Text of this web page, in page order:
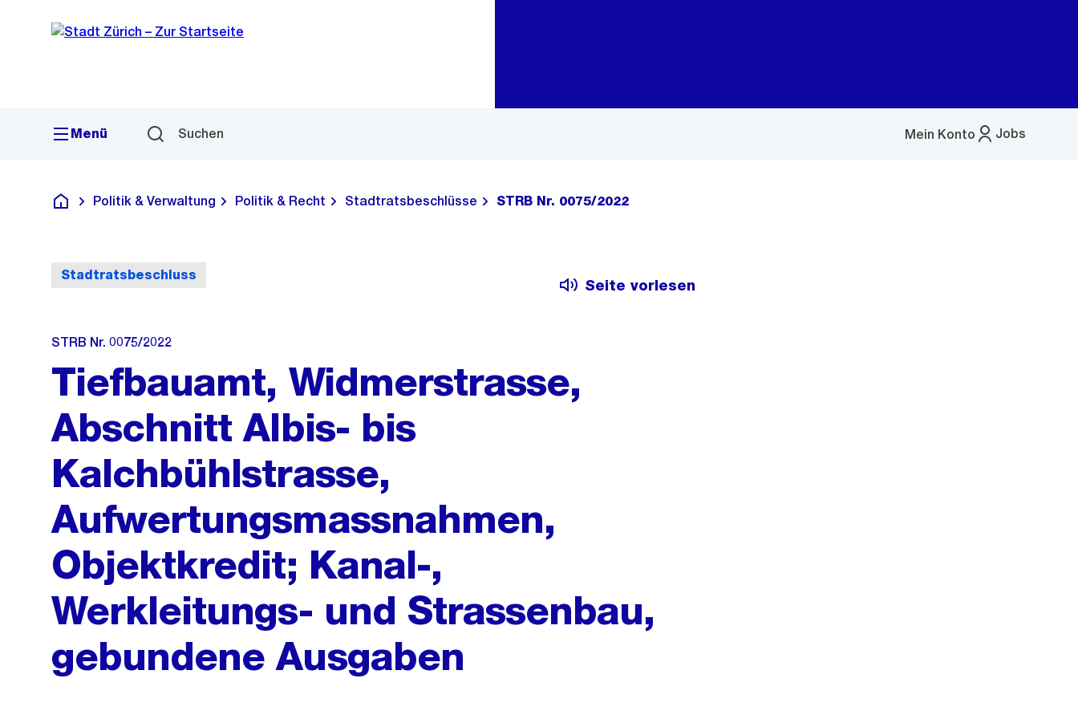
Navigation
Sprunglink
Menü Suchen Jobs
Mein Konto
Menü
Deutsch
Politik & Verwaltung Politik & Recht Stadtratsbeschlüsse STRB Nr. 0075/2022
Stadtratsbeschluss
Seite vorlesen
STRB Nr. 0075/2022
Tiefbauamt, Widmerstrasse,
Abschnitt Albis- bis
Kalchbühlstrasse,
Aufwertungsmassnahmen,
Objektkredit; Kanal-,
Werkleitungs- und Strassenbau,
gebundene Ausgaben